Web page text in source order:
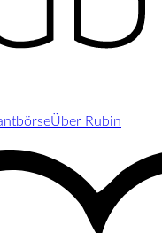
Über Rubin